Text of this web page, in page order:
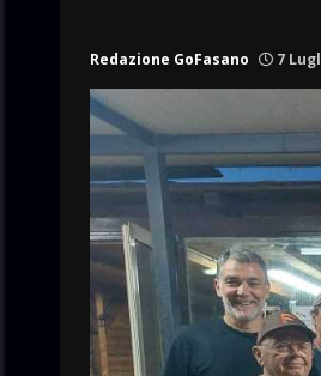
Redazione GoFasano 7